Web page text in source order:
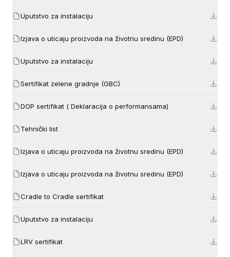
Uputstvo za instalaciju
Izjava o uticaju proizvoda na životnu sredinu (EPD)
Uputstvo za instalaciju
Sertifikat zelene gradnje (GBC)
DOP sertifikat ( Deklaracija o performansama)
Tehnički list
Izjava o uticaju proizvoda na životnu sredinu (EPD)
Izjava o uticaju proizvoda na životnu sredinu (EPD)
Cradle to Cradle sertifikat
Uputstvo za instalaciju
LRV sertifikat